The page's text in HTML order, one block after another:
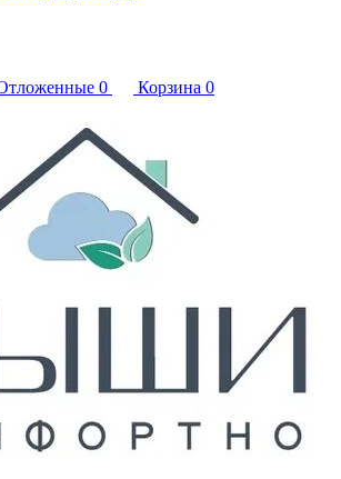
0 Корзина 0